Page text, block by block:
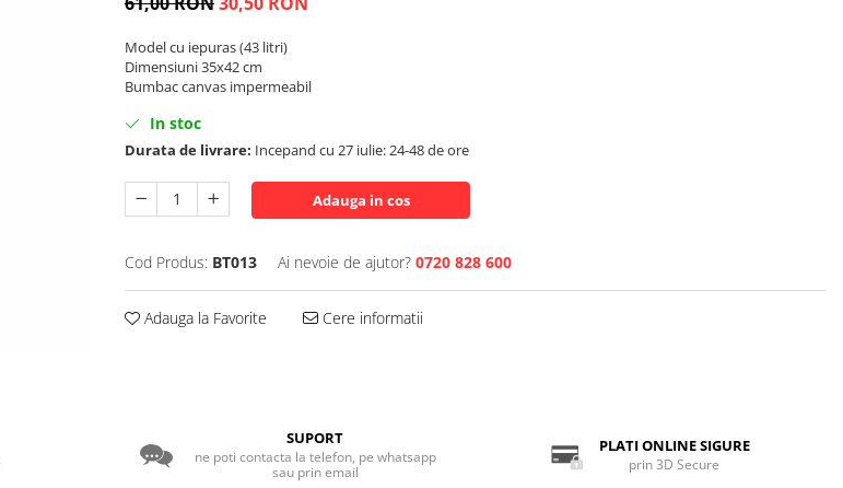
Model cu iepuras (43 litri)
Dimensiuni 35x42 cm
Bumbac canvas impermeabil
In stoc
Durata de livrare: Incepand cu 27 iulie: 24-48 de ore
Adauga in cos
Cod Produs: BT013 Ai nevoie de ajutor? 0720 828 600
Adauga la Favorite Cere informatii
SUPORT
ne poti contacta la telefon, pe whatsapp
sau prin email
PLATI ONLINE SIGURE
prin 3D Secure